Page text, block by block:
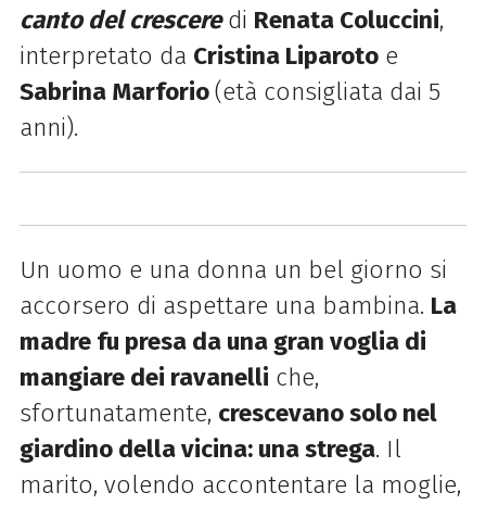
canto del cresceredi Renata Coluccini,
interpretato da Cristina Liparotoe
Sabrina Marforio(età consigliata dai 5
anni).
Un uomo e una donna un bel giorno si
accorsero di aspettare una bambina. La
madre fu presa da una gran voglia di
mangiare dei ravanelli che,
sfortunatamente, crescevano solo nel
giardino della vicina: una strega. Il
marito, volendo accontentare la moglie,